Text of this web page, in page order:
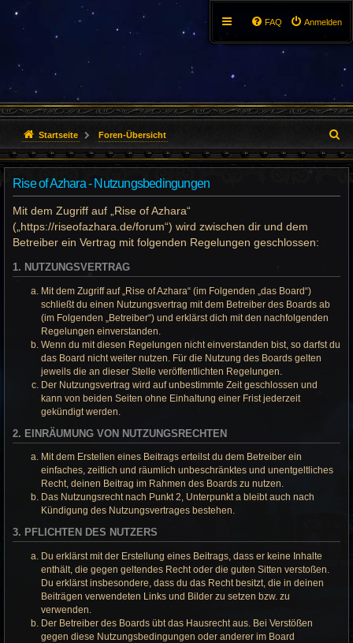
Anmelden
FAQ
Startseite Foren-Übersicht
u
Rise of Azhara - Nutzungsbedingungen
Mit dem Zugriff auf „Rise of Azhara“
(„https://riseofazhara.de/forum“) wird zwischen dir und dem
Betreiber ein Vertrag mit folgenden Regelungen geschlossen:
1. NUTZUNGSVERTRAG
Mit dem Zugriff auf „Rise of Azhara“ (im Folgenden „das Board“)
schließt du einen Nutzungsvertrag mit dem Betreiber des Boards ab
(im Folgenden „Betreiber“) und erklärst dich mit den nachfolgenden
Regelungen einverstanden.
Wenn du mit diesen Regelungen nicht einverstanden bist, so darfst du
das Board nicht weiter nutzen. Für die Nutzung des Boards gelten
jeweils die an dieser Stelle veröffentlichten Regelungen.
Der Nutzungsvertrag wird auf unbestimmte Zeit geschlossen und
kann von beiden Seiten ohne Einhaltung einer Frist jederzeit
gekündigt werden.
2. EINRÄUMUNG VON NUTZUNGSRECHTEN
Mit dem Erstellen eines Beitrags erteilst du dem Betreiber ein
einfaches, zeitlich und räumlich unbeschränktes und unentgeltliches
Recht, deinen Beitrag im Rahmen des Boards zu nutzen.
Das Nutzungsrecht nach Punkt 2, Unterpunkt a bleibt auch nach
Kündigung des Nutzungsvertrages bestehen.
3. PFLICHTEN DES NUTZERS
Du erklärst mit der Erstellung eines Beitrags, dass er keine Inhalte
enthält, die gegen geltendes Recht oder die guten Sitten verstoßen.
Du erklärst insbesondere, dass du das Recht besitzt, die in deinen
Beiträgen verwendeten Links und Bilder zu setzen bzw. zu
verwenden.
Der Betreiber des Boards übt das Hausrecht aus. Bei Verstößen
gegen diese Nutzungsbedingungen oder anderer im Board